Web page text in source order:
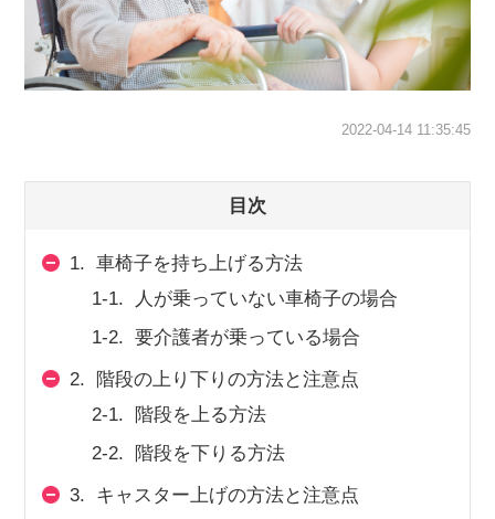
その他のお問い合わせ
採用担当者様はこちら
FAQ
紹介会社を使うメリットについて
介護・看護のお仕事について
利用者の声
WEB勤怠
支店連絡先一覧
会社概要 個人情報保護方針
2022-04-14 11:35:45
目次
1. 車椅子を持ち上げる方法
1-1.
人が乗っていない車椅子の場合
1-2. 要介護者が乗っている場合
2.
階段の上り下りの方法と注意点
2-1.
階段を上る方法
2-2.
階段を下りる方法
3.
キャスター上げの方法と注意点